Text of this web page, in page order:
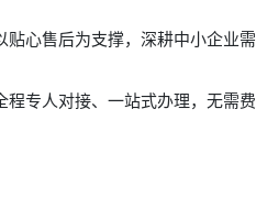
心售后为支撑，深耕中小企业需
专人对接、一站式办理，无需费